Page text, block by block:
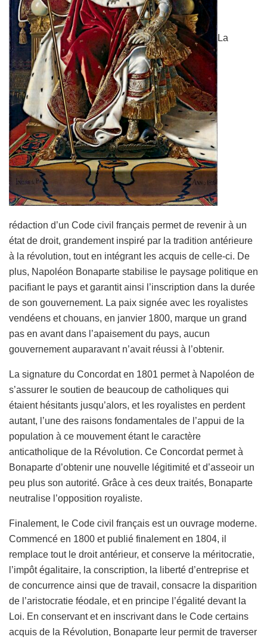
La
rédaction d’un Code civil français permet de revenir à un
état de droit, grandement inspiré par la tradition antérieure
à la révolution, tout en intégrant les acquis de celle-ci. De
plus, Napoléon Bonaparte stabilise le paysage politique en
pacifiant le pays et garantit ainsi l’inscription dans la durée
de son gouvernement. La paix signée avec les royalistes
vendéens et chouans, en janvier 1800, marque un grand
pas en avant dans l’apaisement du pays, aucun
gouvernement auparavant n’avait réussi à l’obtenir.
La signature du Concordat en 1801 permet à Napoléon de
s’assurer le soutien de beaucoup de catholiques qui
étaient hésitants jusqu’alors, et les royalistes en perdent
autant, l’une des raisons fondamentales de l’appui de la
population à ce mouvement étant le caractère
anticatholique de la Révolution. Ce Concordat permet à
Bonaparte d’obtenir une nouvelle légitimité et d’asseoir un
peu plus son autorité. Grâce à ces deux traités, Bonaparte
neutralise l’opposition royaliste.
Finalement, le Code civil français est un ouvrage moderne.
Commencé en 1800 et publié finalement en 1804, il
remplace tout le droit antérieur, et conserve la méritocratie,
l’impôt égalitaire, la conscription, la liberté d’entreprise et
de concurrence ainsi que de travail, consacre la disparition
de l’aristocratie féodale, et en principe l’égalité devant la
Loi. En conservant et en inscrivant dans le Code certains
acquis de la Révolution, Bonaparte leur permit de traverser